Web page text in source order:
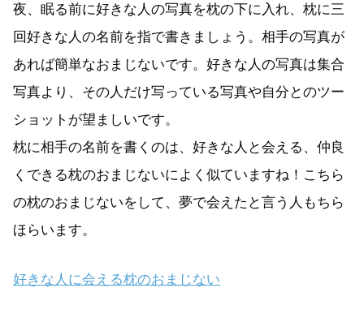
夜、眠る前に好きな人の写真を枕の下に入れ、枕に三
回好きな人の名前を指で書きましょう。相手の写真が
あれば簡単なおまじないです。好きな人の写真は集合
写真より、その人だけ写っている写真や自分とのツー
ショットが望ましいです。
枕に相手の名前を書くのは、好きな人と会える、仲良
くできる枕のおまじないによく似ていますね！こちら
の枕のおまじないをして、夢で会えたと言う人もちら
ほらいます。
好きな人に会える枕のおまじない